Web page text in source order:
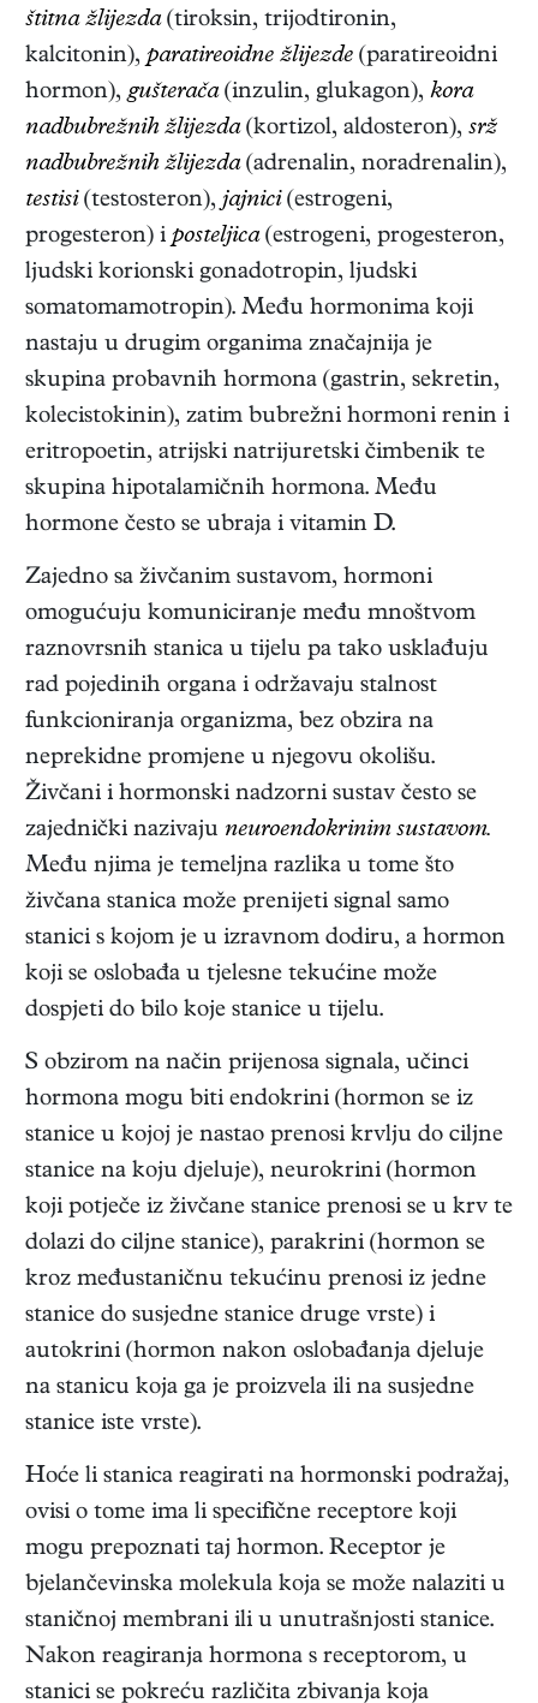
štitna žlijezda(tiroksin, trijodtironin,
kalcitonin),paratireoidne žlijezde (paratireoidni
hormon),gušterača(inzulin, glukagon), kora
nadbubrežnih žlijezda(kortizol, aldosteron), srž
nadbubrežnih žlijezda(adrenalin, noradrenalin),
testisi(testosteron),jajnici(estrogeni,
progesteron) iposteljica(estrogeni, progesteron,
ljudski korionski gonadotropin, ljudski
somatomamotropin). Među hormonima koji
nastaju u drugim organima značajnija je
skupina probavnih hormona (gastrin, sekretin,
kolecistokinin), zatim bubrežni hormoni renin i
eritropoetin, atrijski natrijuretski čimbenik te
skupina hipotalamičnih hormona. Među
hormone često se ubraja i vitamin D.
Zajedno sa živčanim sustavom, hormoni
omogućuju komuniciranje među mnoštvom
raznovrsnih stanica u tijelu pa tako usklađuju
rad pojedinih organa i održavaju stalnost
funkcioniranja organizma, bez obzira na
neprekidne promjene u njegovu okolišu.
Živčani i hormonski nadzorni sustav često se
zajednički nazivaju neuroendokrinim sustavom.
Među njima je temeljna razlika u tome što
živčana stanica može prenijeti signal samo
stanici s kojom je u izravnom dodiru, a hormon
koji se oslobađa u tjelesne tekućine može
dospjeti do bilo koje stanice u tijelu.
S obzirom na način prijenosa signala, učinci
hormona mogu biti endokrini (hormon se iz
stanice u kojoj je nastao prenosi krvlju do ciljne
stanice na koju djeluje), neurokrini (hormon
koji potječe iz živčane stanice prenosi se u krv te
dolazi do ciljne stanice), parakrini (hormon se
kroz međustaničnu tekućinu prenosi iz jedne
stanice do susjedne stanice druge vrste) i
autokrini (hormon nakon oslobađanja djeluje
na stanicu koja ga je proizvela ili na susjedne
stanice iste vrste).
Hoće li stanica reagirati na hormonski podražaj,
ovisi o tome ima li specifične receptore koji
mogu prepoznati taj hormon. Receptor je
bjelančevinska molekula koja se može nalaziti u
staničnoj membrani ili u unutrašnjosti stanice.
Nakon reagiranja hormona s receptorom, u
stanici se pokreću različita zbivanja koja